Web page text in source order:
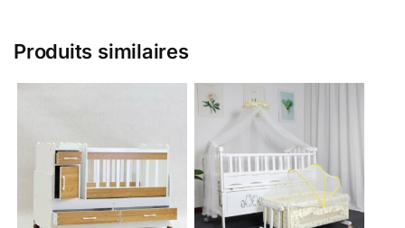
Produits similaires